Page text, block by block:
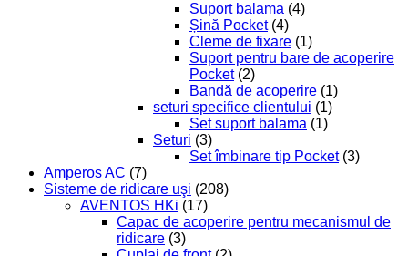
Suport balama (4)
Șină Pocket (4)
Cleme de fixare (1)
Suport pentru bare de acoperire
Pocket (2)
Bandă de acoperire (1)
seturi specifice clientului (1)
Set suport balama (1)
Seturi (3)
Set îmbinare tip Pocket (3)
Amperos AC (7)
Sisteme de ridicare uşi (208)
AVENTOS HKi (17)
Capac de acoperire pentru mecanismul de
ridicare (3)